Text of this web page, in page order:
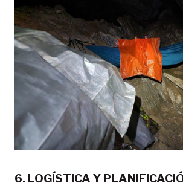
6. LOGÍSTICA Y